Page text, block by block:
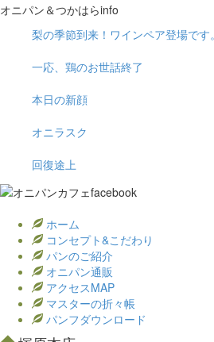
オニパン＆つかはらinfo
梨の季節到来！ワインペア登場です。
一応、鶏のお世話終了
本日の新顔
オニラスク
回復途上
ホーム
コンセプト&こだわり
パンのご紹介
オニパン通販
アクセスMAP
マスターの折々帳
パンフダウンロード